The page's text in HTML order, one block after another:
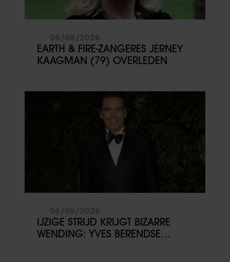
EARTH & FIRE-ZANGERES JERNEY
KAAGMAN (79) OVERLEDEN
IJZIGE STRIJD KRIJGT BIZARRE
WENDING: YVES BERENDSE